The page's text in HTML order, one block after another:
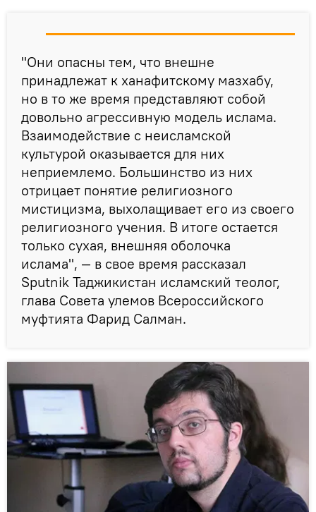
"Они опасны тем, что внешне
принадлежат к ханафитскому мазхабу,
но в то же время представляют собой
довольно агрессивную модель ислама.
Взаимодействие с неисламской
культурой оказывается для них
неприемлемо. Большинство из них
отрицает понятие религиозного
мистицизма, выхолащивает его из своего
религиозного учения. В итоге остается
только сухая, внешняя оболочка
ислама", — в свое время рассказал
Sputnik Таджикистан исламский теолог,
глава Совета улемов Всероссийского
муфтията Фарид Салман.